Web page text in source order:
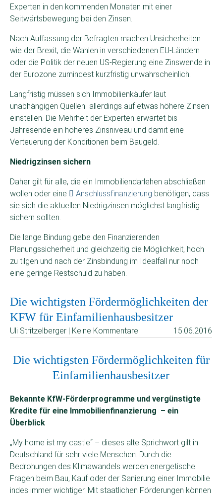
Experten in den kommenden Monaten mit einer
Seitwärtsbewegung bei den Zinsen.
Nach Auffassung der Befragten machen Unsicherheiten
wie der Brexit, die Wahlen in verschiedenen EU-Ländern
oder die Politik der neuen US-Regierung eine Zinswende in
der Eurozone zumindest kurzfristig unwahrscheinlich.
Langfristig müssen sich Immobilienkäufer laut
unabhängigen Quellen allerdings auf etwas höhere Zinsen
einstellen. Die Mehrheit der Experten erwartet bis
Jahresende ein höheres Zinsniveau und damit eine
Verteuerung der Konditionen beim Baugeld.
Niedrigzinsen sichern
Daher gilt für alle, die ein Immobiliendarlehen abschließen
wollen oder eine
Anschlussfinanzierung benötigen, dass
sie sich die aktuellen Niedrigzinsen möglichst langfristig
sichern sollten.
Die lange Bindung gebe den Finanzierenden
Planungssicherheit und gleichzeitig die Möglichkeit, hoch
zu tilgen und nach der Zinsbindung im Idealfall nur noch
eine geringe Restschuld zu haben.
Die wichtigsten Fördermöglichkeiten der
KFW für Einfamilienhausbesitzer
Uli Stritzelberger | Keine Kommentare 15.06.2016
Die wichtigsten Fördermöglichkeiten für
Einfamilienhausbesitzer
Bekannte KfW-Förderprogramme und vergünstigte
Kredite für eine Immobilienfinanzierung – ein
Überblick
„My home ist my castle“ – dieses alte Sprichwort gilt in
Deutschland für sehr viele Menschen. Durch die
Bedrohungen des Klimawandels werden energetische
Fragen beim Bau, Kauf oder der Sanierung einer Immobilie
indes immer wichtiger. Mit staatlichen Förderungen können